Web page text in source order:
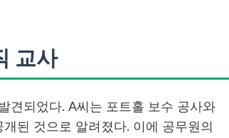
교사
견되었다. A씨는 포트홀 보수 공사와
된 것으로 알려졌다. 이에 공무원의